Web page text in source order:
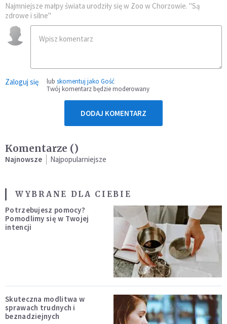
Najmniejsze małpy świata urodziły się w Zoo w Chorzowie. "Są
zdrowe i silne"
Zaloguj się lub skomentuj jako Gość
Twój komentarz będzie moderowany
DODAJ KOMENTARZ
Komentarze ()
Najnowsze Najpopularniejsze
WYBRANE DLA CIEBIE
Potrzebujesz pomocy?
Pomodlimy się w Twojej
intencji
Skuteczna modlitwa w
sprawach trudnych i
beznadziejnych